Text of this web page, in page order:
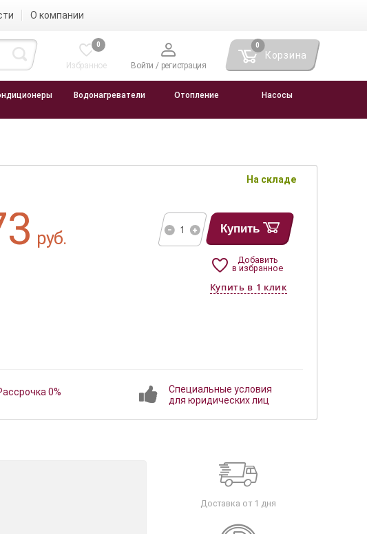
О компании
0
Избранное Войти / регистрация
0
Корзина
Водонагреватели Отопление Насосы
На складе
руб. Купить
Добавить
в избранное
0%
Специальные условия
для юридических лиц
Доставка от 1 дня